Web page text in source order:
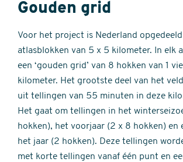
Gouden grid
Voor het project is Nederland
atlasblokken van 5 x 5 kilometer. In elk
een ‘gouden grid’ van 8 hokken van 1
kilometer. Het grootste deel van het
uit tellingen van 55 minuten in deze
Het gaat om tellingen in het
hokken), het voorjaar (2 x 8 hokken) en
het jaar (2 hokken). Deze tellingen
met korte tellingen vanaf één punt en